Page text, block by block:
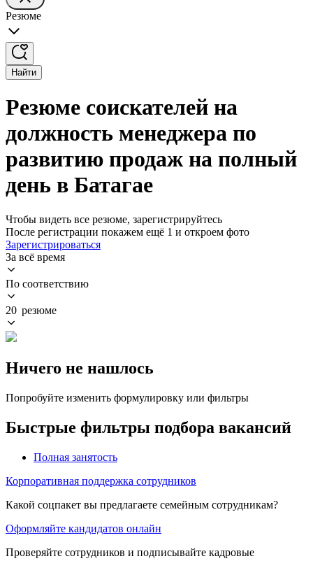
Резюме
Найти
Резюме соискателей на
должность менеджера по
развитию продаж на полный
день в Батагае
Чтобы видеть все резюме, зарегистрируйтесь
После регистрации покажем ещё 1 и откроем фото
Зарегистрироваться
За всё время
По соответствию
20 резюме
Ничего не нашлось
Попробуйте изменить формулировку или фильтры
Быстрые фильтры подбора вакансий
Полная занятость
Корпоративная поддержка сотрудников
Какой соцпакет вы предлагаете семейным сотрудникам?
Оформляйте кандидатов онлайн
Проверяйте сотрудников и подписывайте кадровые